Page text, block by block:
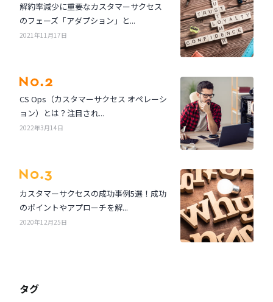
解約率減少に重要なカスタマーサクセス
のフェーズ「アダプション」と...
2021年11月17日
CS Ops（カスタマーサクセス オペレーシ
ョン）とは？注目され...
2022年3月14日
カスタマーサクセスの成功事例5選！成功
のポイントやアプローチを解...
2020年12月25日
タグ